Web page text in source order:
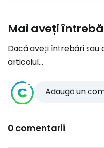
Mai aveți
Dacă aveți întrebări sau
articolul...
Adaugă un
0 comentarii